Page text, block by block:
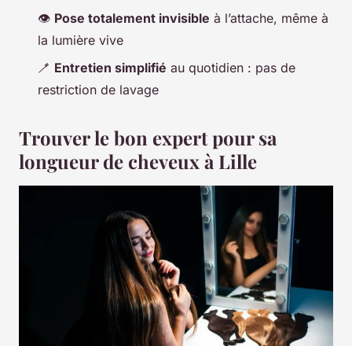
👁️ Pose totalement invisible à l’attache, même à
la lumière vive
🪥 Entretien simplifié au quotidien : pas de
restriction de lavage
Trouver le bon expert pour sa
longueur de cheveux à Lille